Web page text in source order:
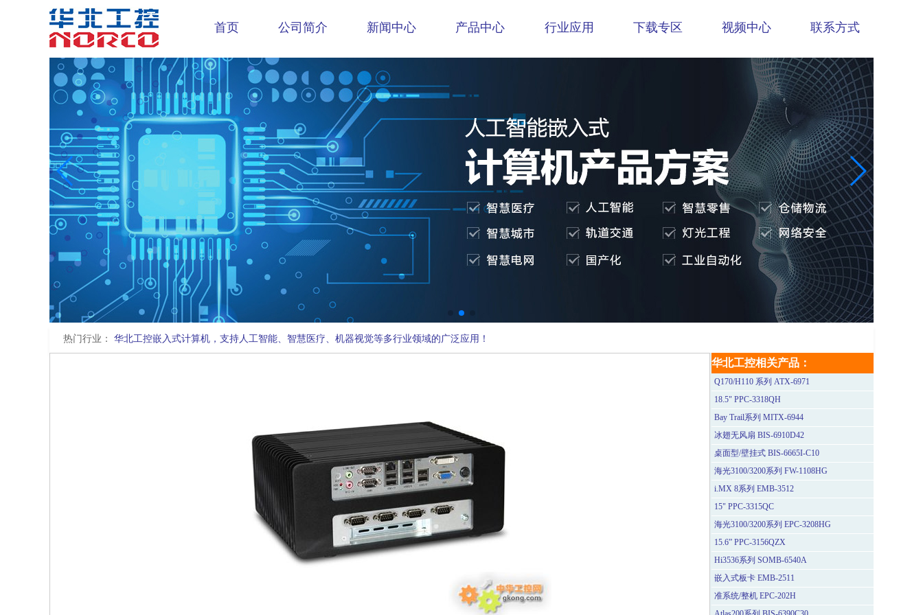
首页 公司简介 新闻中心 产品中心 行业应用 下载专区 视频中心 联系方式
热门行业： 华北工控嵌入式计算机，支持人工智能、智慧医疗、机器视觉等多行业领域的广泛应用！
华北工控相关产品：
Q170/H110 系列 ATX-6971
18.5" PPC-3318QH
Bay Trail系列 MITX-6944
冰翅无风扇 BIS-6910D42
桌面型/壁挂式 BIS-6665I-C10
海光3100/3200系列 FW-1108HG
i.MX 8系列 EMB-3512
15" PPC-3315QC
海光3100/3200系列 EPC-3208HG
15.6” PPC-3156QZX
Hi3536系列 SOMB-6540A
嵌入式板卡 EMB-2511
准系统/整机 EPC-202H